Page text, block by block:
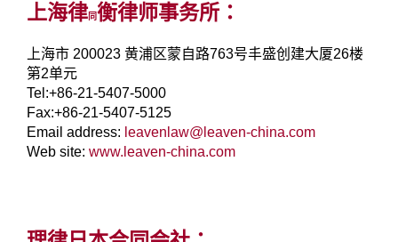
上海律同衡律师事务所：
上海市 200023 黄浦区蒙自路763号丰盛创建大厦26楼
第2单元
Tel:+86-21-5407-5000
Fax:+86-21-5407-5125
Email address: leavenlaw@leaven-china.com
Web site: www.leaven-china.com